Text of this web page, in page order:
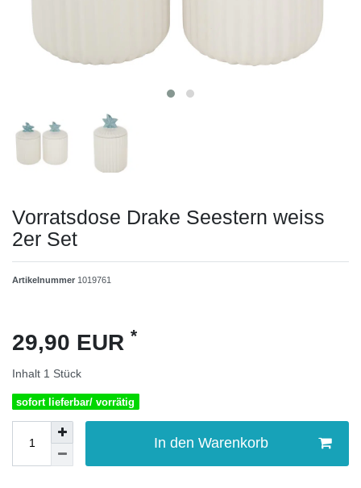
Vorratsdose Drake Seestern weiss
2er Set
Artikelnummer 1019761
29,90 EUR *
Inhalt 1 Stück
sofort lieferbar/ vorrätig
In den Warenkorb